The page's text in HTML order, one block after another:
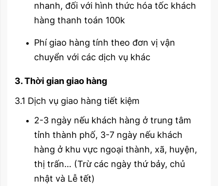
nhanh, đối với hình thức hóa tốc khách
hàng thanh toán 100k
Phí giao hàng tính theo đơn vị vận
chuyển với các dịch vụ khác
3. Thời gian giao hàng
3.1 Dịch vụ giao hàng tiết kiệm
2-3 ngày nếu khách hàng ở trung tâm
tỉnh thành phố, 3-7 ngày nếu khách
hàng ở khu vực ngoại thành, xã, huyện,
thị trấn… (Trừ các ngày thứ bảy, chủ
nhật và Lễ tết)